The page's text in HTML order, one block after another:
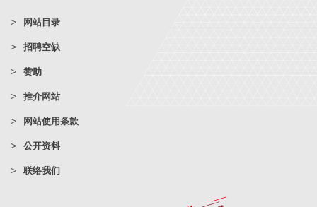
网站目录
招聘空缺
赞助
推介网站
网站使用条款
公开资料
联络我们